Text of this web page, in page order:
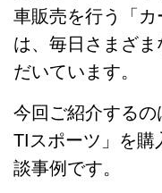
車販売を行う「
は、毎日さまざ
だいています。
今回ご紹介する
TIスポーツ」を購
談事例です。